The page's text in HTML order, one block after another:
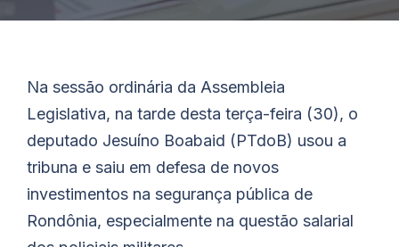
Na sessão ordinária da Assembleia
Legislativa, na tarde desta terça-feira (30), o
deputado Jesuíno Boabaid (PTdoB) usou a
tribuna e saiu em defesa de novos
investimentos na segurança pública de
Rondônia, especialmente na questão salarial